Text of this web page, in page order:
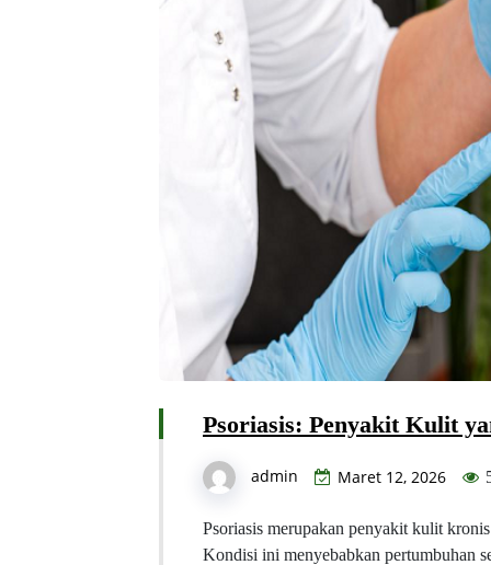
Psoriasis: Penyakit Kulit
admin Maret 12, 2026
Psoriasis merupakan penyakit kulit
Kondisi ini menyebabkan pertumbuhan